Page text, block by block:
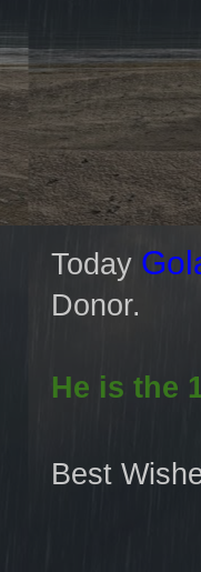
Today
Donor.
He is the
Best